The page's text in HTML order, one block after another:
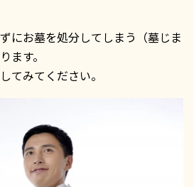
にお墓を処分してしまう（墓じま
ます。
てみてください。